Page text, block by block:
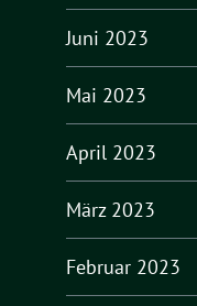
Juni 2023
Mai 2023
April 2023
März 2023
Februar 2023